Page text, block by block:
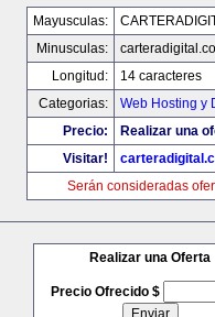
Mayusculas:
Minusculas:
Longitud:
14 caracteres
Categorias:
Web Hosting y
Precio:
Realizar una
Visitar!
Serán consideradas
Realizar una Oferta
Precio Ofrecido $